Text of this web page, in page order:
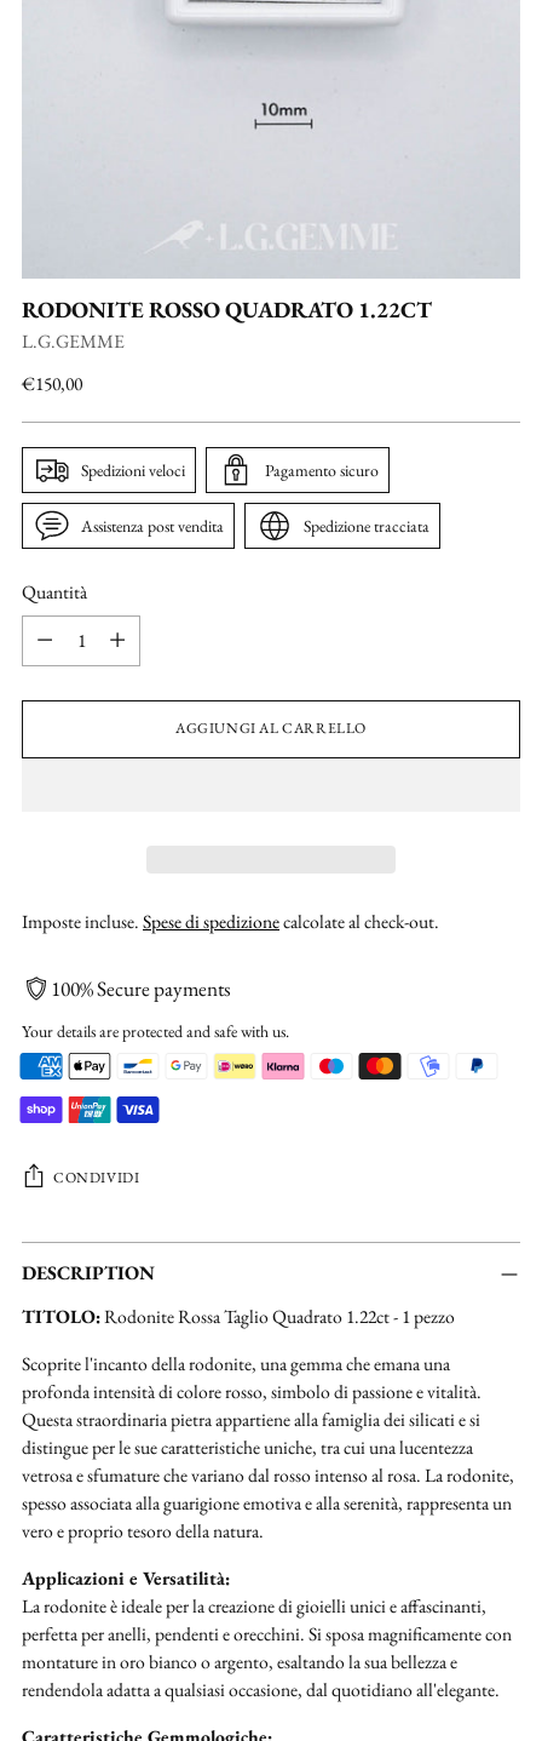
RODONITE ROSSO QUADRATO 1.22CT
L.G.GEMME
Prezzo
€150,00
Spedizioni veloci Pagamento sicuro
Assistenza post vendita Spedizione tracciata
Quantità
Quantità
AGGIUNGI AL CARRELLO
Imposte incluse.Spese di spedizionecalcolate al check-out.
100% Secure payments
Your details are protected and safe with us.
CONDIVIDI
Aggiungere
un
al
carrello...
DESCRIPTION
TITOLO:Rodonite Rossa Taglio Quadrato 1.22ct - 1 pezzo
Scoprite l'incanto della rodonite, una gemma che emana una
profonda intensità di colore rosso, simbolo di passione e vitalità.
Questa straordinaria pietra appartiene alla famiglia dei silicati e si
distingue per le sue caratteristiche uniche, tra cui una lucentezza
vetrosa e sfumature che variano dal rosso intenso al rosa. La rodonite,
spesso associata alla guarigione emotiva e alla serenità, rappresenta un
vero e proprio tesoro della natura.
Applicazioni e Versatilità:
La rodonite è ideale per la creazione di gioielli unici e affascinanti,
perfetta per anelli, pendenti e orecchini. Si sposa magnificamente con
montature in oro bianco o argento, esaltando la sua bellezza e
rendendola adatta a qualsiasi occasione, dal quotidiano all'elegante.